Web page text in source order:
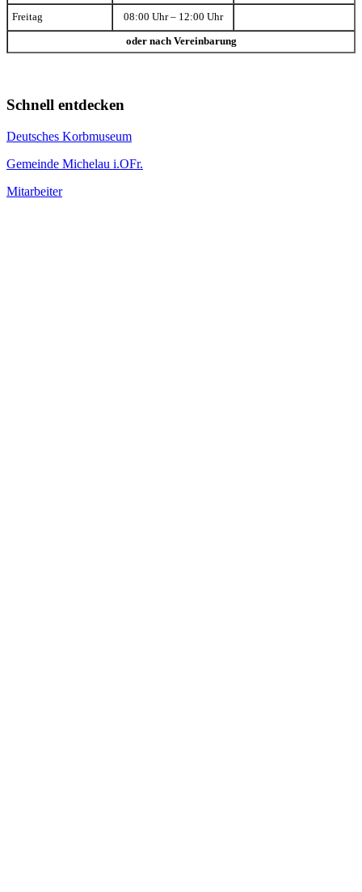
Freitag 08:00 Uhr – 12:00 Uhr
oder nach Vereinbarung
Schnell entdecken
Deutsches Korbmuseum
Gemeinde Michelau i.OFr.
Mitarbeiter